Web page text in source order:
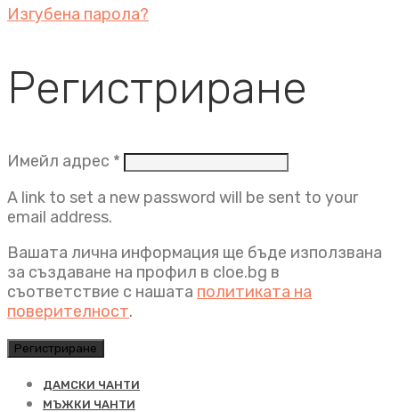
Изгубена парола?
Регистриране
Имейл адрес * Задължително
A link to set a new password will be sent to your
email address.
Вашата лична информация ще бъде използвана
за създаване на профил в cloe.bg в
съответствие с нашата политиката на
поверителност.
Регистриране
ДАМСКИ ЧАНТИ
МЪЖКИ ЧАНТИ